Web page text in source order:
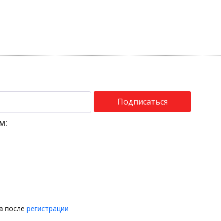
Подписаться
после регистрации